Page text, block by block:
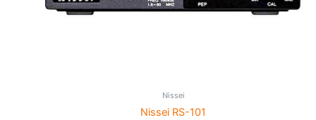
Nissei
Nissei RS-101